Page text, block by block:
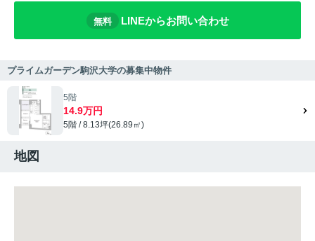
無料 LINEからお問い合わせ
プライムガーデン駒沢大学の募集中物件
5階
14.9万円
5階 / 8.13坪(26.89㎡)
地図